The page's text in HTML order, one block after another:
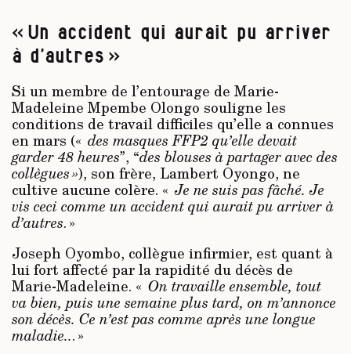
« Un accident qui aurait pu arriver
à d’autres »
Si un membre de l’entourage de Marie-
Madeleine Mpembe Olongo souligne les
conditions de travail difficiles qu’elle a connues
en mars (« des masques FFP2 qu’elle devait
garder 48 heures”, “des blouses à partager avec des
collègues »), son frère, Lambert Oyongo, ne
cultive aucune colère. «Je ne suis pas fâché. Je
vis ceci comme un accident qui aurait pu arriver à
d’autres. »
Joseph Oyombo, collègue infirmier, est quant à
lui fort affecté par la rapidité du décès de
Marie-Madeleine. « On travaille ensemble, tout
va bien, puis une semaine plus tard, on m’annonce
son décès. Ce n’est pas comme après une longue
maladie... »